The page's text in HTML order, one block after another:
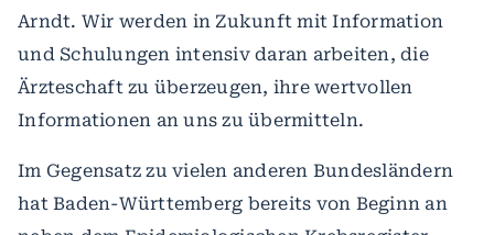
Arndt. Wir werden in Zukunft mit Information
und Schulungen intensiv daran arbeiten, die
Ärzteschaft zu überzeugen, ihre wertvollen
Informationen an uns zu übermitteln.
Im Gegensatz zu vielen anderen Bundesländern
hat Baden-Württemberg bereits von Beginn an